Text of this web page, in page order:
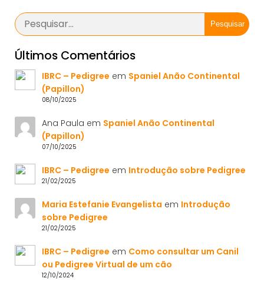
Pesquisar
Últimos Comentários
IBRC – Pedigree em Spaniel Anão Continental
(Papillon)
08/10/2025
Ana Paula em Spaniel Anão Continental
(Papillon)
07/10/2025
IBRC – Pedigree em Introdução sobre Pedigree
21/02/2025
Maria Estefanie Evangelista em Introdução
sobre Pedigree
21/02/2025
IBRC – Pedigree em Como consultar um Canil
ou Pedigree Virtual de um cão
12/10/2024